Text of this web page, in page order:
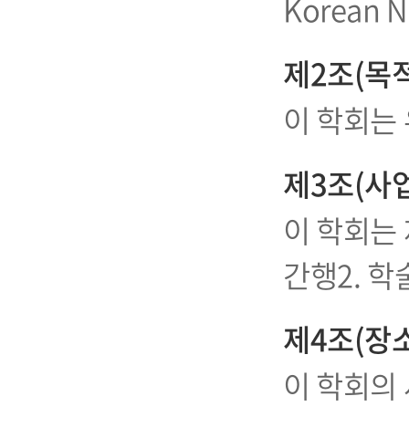
Korean
제2조(목
이 학회
제3조(사
이 학회
간행2. 학
제4조(장
이 학회